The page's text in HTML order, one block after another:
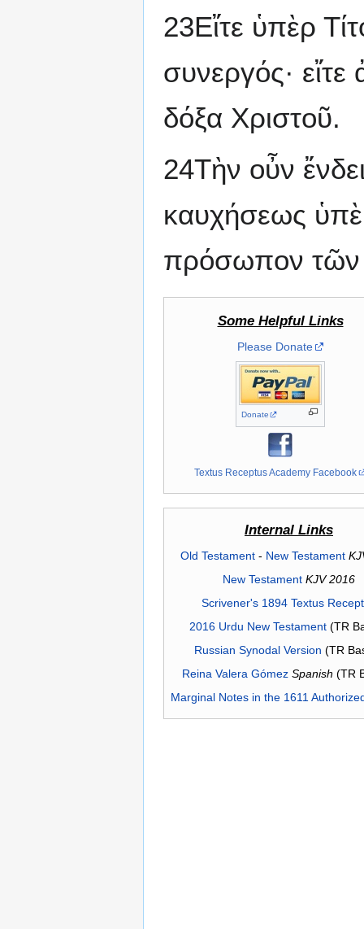
23Εἴτε ὑπὲρ
συνεργός·
δόξα Χριστοῦ.
24Τὴν οὖν
καυχήσεως
πρόσωπον τῶν
Some Helpful Links
Please Donate
Donate
Textus Receptus Academy Facebook
Internal Links
Old Testament- New Testament
New Testament KJV 2016
Scrivener's 1894 Textus
2016 Urdu New Testament(TR
Russian Synodal Version (TR
Reina Valera Gómez Spanish (TR
Marginal Notes in the 1611